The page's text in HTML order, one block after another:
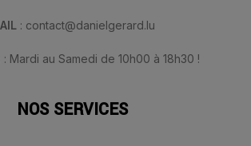
: contact@danielgerard.lu
: Mardi au Samedi de 10h00 à 18h30 !
NOS SERVICES